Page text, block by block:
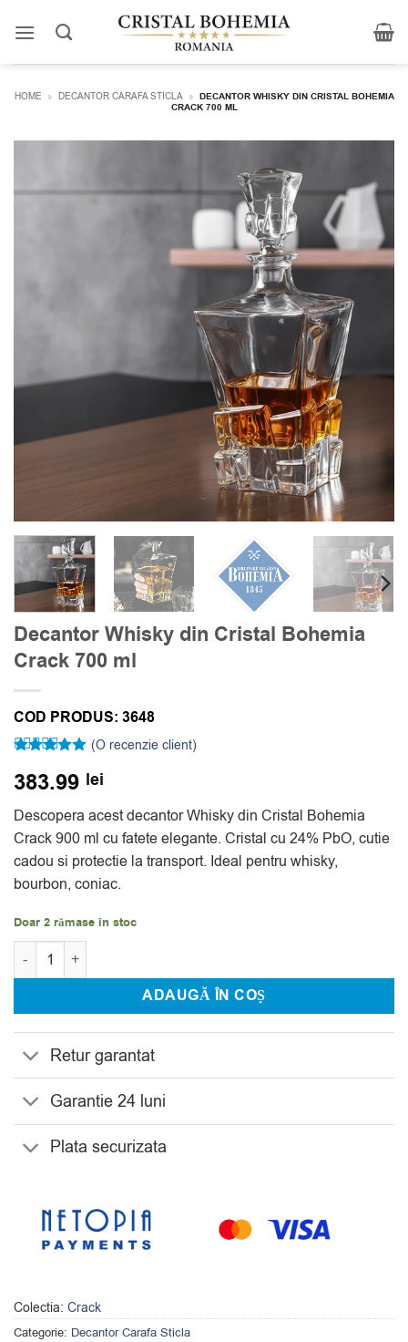
HOME » DECANTOR CARAFA STICLA » DECANTOR WHISKY DIN CRISTAL BOHEMIA
CRACK 700 ML
Decantor Whisky din Cristal Bohemia
Crack 700 ml
COD PRODUS: 3648
5din 5 pe
singure
evaluări
(O recenzie client)
383.99 lei
Descopera acest decantor Whisky din Cristal Bohemia
Crack 900 ml cu fatete elegante. Cristal cu 24% PbO, cutie
cadou si protectie la transport. Ideal pentru whisky,
bourbon, coniac.
Doar 2 rămase în stoc
Cantitate Decantor Whisky din Cristal Bohemia Crack 700 ml
ADAUGĂ ÎN COȘ
Retur garantat
Garantie 24 luni
Plata securizata
Colectia: Crack
Categorie: Decantor Carafa Sticla